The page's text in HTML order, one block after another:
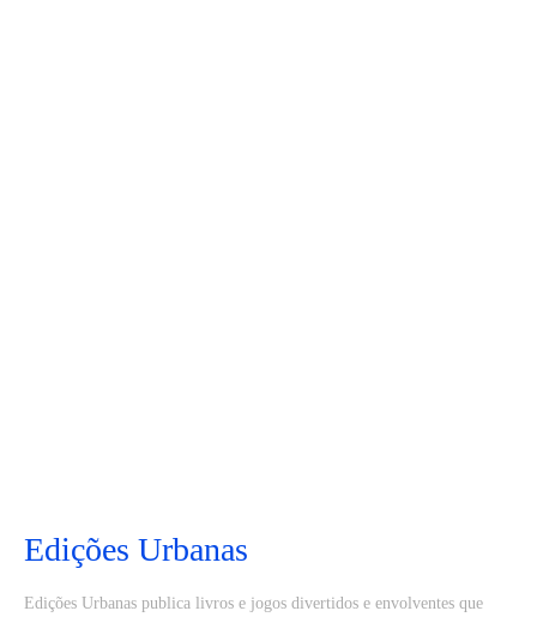
Edições Urbanas
Edições Urbanas publica livros e jogos divertidos e envolventes que